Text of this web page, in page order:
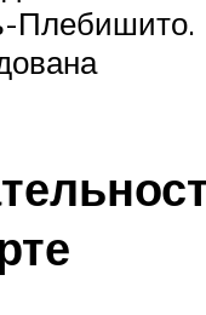
Плебишито.